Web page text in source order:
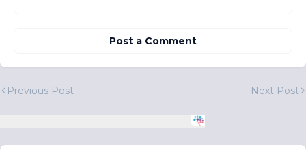
Post a Comment
Previous Post Next Post